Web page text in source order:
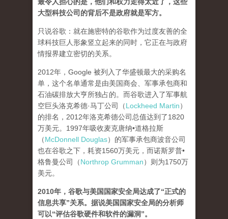
大型科技公司的背后不是政府就是军方。
只说谷歌：就在施密特的谷歌作为过度友善的全
球科技巨人形象竖立起来的同时，它正在与政府
情报界建立密切的关系。
2012年，Google 被列入了华盛顿最大的采购名
单，这个名单通常是由美国商会、军事承包商和
石油碳排放大亨所独占的。而谷歌进入了军事航
空巨头洛克希德·马丁公司（Lockheed Martin）
的排名，2012年洛克希德公司总值达到了1820
万美元。1997年吸收麦克唐纳•道格拉斯
（McDonnell Douglas）的军事承包商波音公司
也在谷歌之下，耗资1560万美元，而诺斯罗普•
格鲁曼公司（Northrop Grumman）则为1750万
美元。
2010年，谷歌与美国国家安全局达成了“正式的
信息共享”关系。据说美国国家安全局的分析师
可以“评估谷歌硬件和软件的漏洞”。